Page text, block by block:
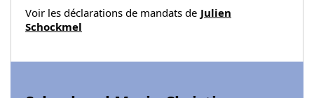
Voir les déclarations de mandats de Julien
Schockmel